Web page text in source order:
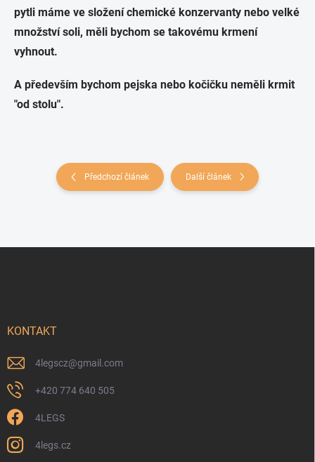
pytli máme ve složení chemické konzervanty nebo velké
množství soli, měli bychom se takovému krmení
vyhnout.
A především bychom pejska nebo kočičku neměli krmit
"od stolu".
Předchozí článek Další článek
KONTAKT
4legscz@gmail.com
+420 774 640 505
4LEGS
4legs.cz